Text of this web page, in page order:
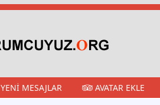
YENI MESAJLAR AVATAR EKLE